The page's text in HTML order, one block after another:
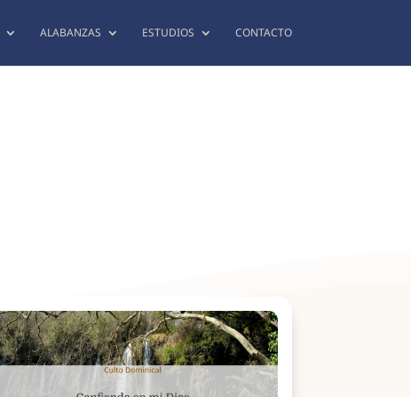
ALABANZAS ESTUDIOS CONTACTO